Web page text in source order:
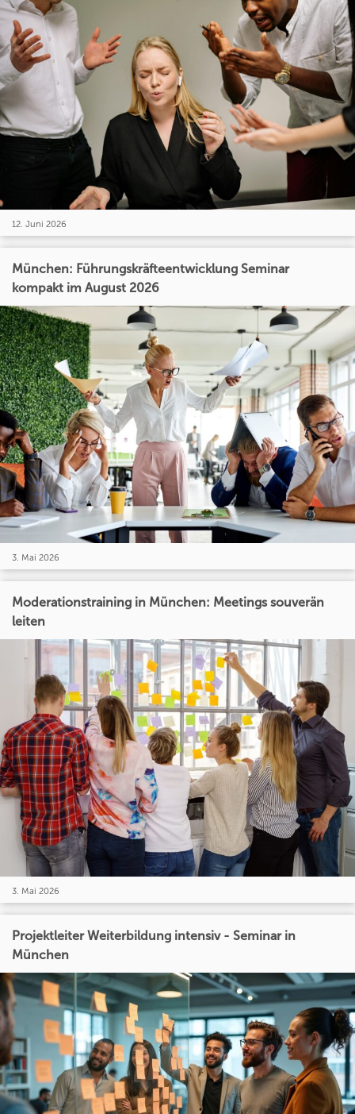
12. Juni 2026
München: Führungskräfteentwicklung Seminar
kompakt im August 2026
3. Mai 2026
Moderationstraining in München: Meetings souverän
leiten
3. Mai 2026
Projektleiter Weiterbildung intensiv - Seminar in
München